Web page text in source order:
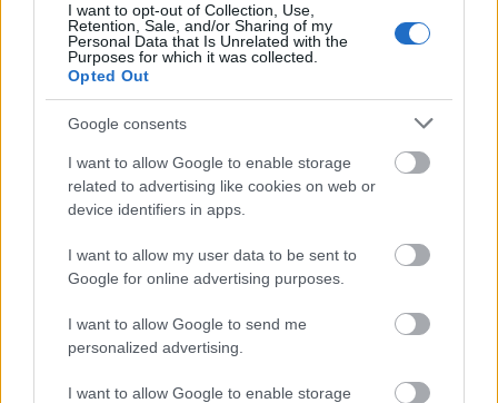
I want to opt-out of Collection, Use,
Retention, Sale, and/or Sharing of my
Personal Data that Is Unrelated with the
Purposes for which it was collected.
Opted Out
Google consents
I want to allow Google to enable storage
related to advertising like cookies on web or
device identifiers in apps.
I want to allow my user data to be sent to
Google for online advertising purposes.
I want to allow Google to send me
personalized advertising.
I want to allow Google to enable storage
Fónagy Zoltán•2020. március 20.
Pestis, feketehimlő, kolera, spanyolnátha - a
járványok végigkísérték, sőt olykor alakították az
emberiség történelmét. Az utóbbi ...